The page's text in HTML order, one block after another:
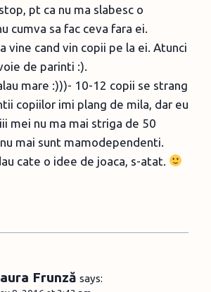
pt ca nu ma slabesc o
cumva sa fac ceva fara ei.
vine cand vin copii pe la ei. Atunci
de parinti :).
mare :)))- 10-12 copii se strang
copiilor imi plang de mila, dar eu
mei nu ma mai striga de 50
mai sunt mamodependenti.
cate o idee de joaca, s-atat.
Frunză says: